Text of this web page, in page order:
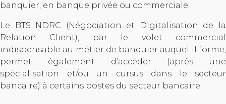
banquier, en banque privée ou commerciale.
Le BTS NDRC (Négociation et Digitalisation de la
Relation Client), par le volet commercial
indispensable au métier de banquier auquel il forme,
permet également d’accéder (après une
spécialisation et/ou un cursus dans le secteur
bancaire) à certains postes du secteur bancaire.